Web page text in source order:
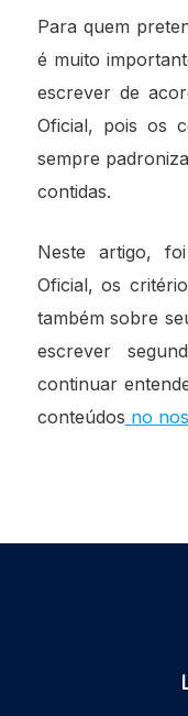
Para quem
é muito
escrever de
Oficial, pois os
sempre
contidas.
Neste artigo,
Oficial, os
também sobre
escrever
continuar
conteúdos no